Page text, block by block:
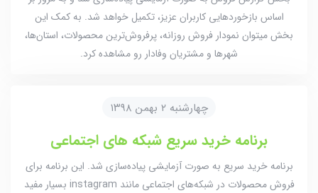
اساس بازخوردهایی کاربران عزیز، تکمیل خواهد شد. به کمک این
بخش میتوان نمودار فروش روزانه، پرفروش‌ترین محصولات، استان‌ها،
شهرها و مشتریان وفادار رو مشاهده کرد.
چهارشنبه ۲ بهمن ۱۳۹۸
برنامه خرید سریع شبکه های اجتماعی
برنامه خرید سریع به صورت آزمایشی پیاده‌سازی شد. این برنامه برای
فروش محصولات در شبکه‌های اجتماعی مانند instagram بسیار مفید